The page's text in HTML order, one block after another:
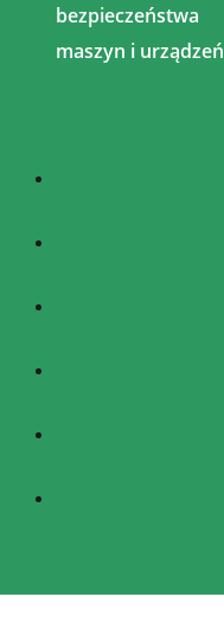
bezpieczeństwa
maszyn i urządzeń